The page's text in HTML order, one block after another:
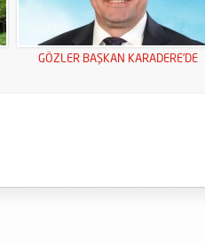
GÖZLER BAŞKAN KARADERE’DE